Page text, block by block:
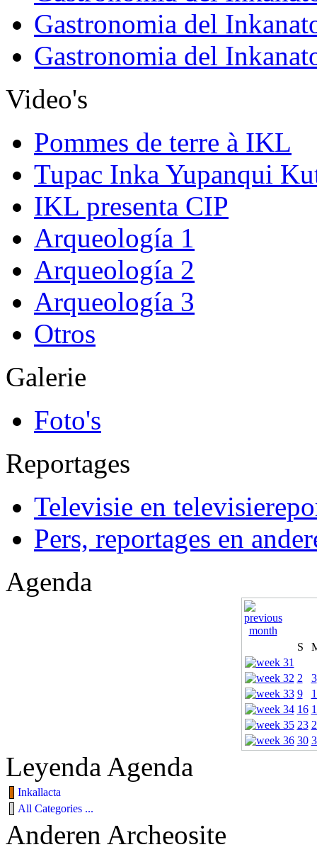
Gastronomia del
Gastronomia del
Video's
Pommes de terre à IKL
Tupac Inka Yupanqui
IKL presenta CIP
Arqueología 1
Arqueología 2
Arqueología 3
Otros
Galerie
Foto's
Reportages
Televisie en
Pers, reportages en
Agenda
S
2
3
9
16
23
30
Leyenda Agenda
Inkallacta
All Categories ...
Anderen Archeosite